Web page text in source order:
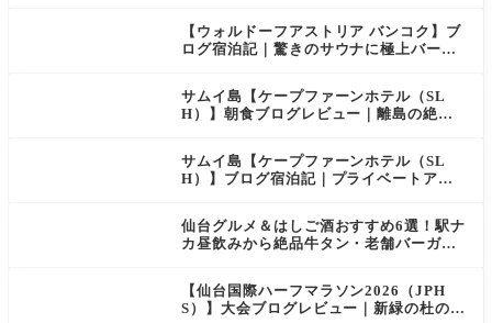
【ウォルドーフアストリア バンコク】ブ
ログ宿泊記｜驚きのサウナに極上バー＆
サムイ島【ケープファーンホテル（SL
H）】朝食ブログレビュー｜離島の絶景×
サムイ島【ケープファーンホテル（SL
H）】ブログ宿泊記｜プライベートアイ
仙台グルメ＆はしご酒おすすめ6選！駅ナ
カ昼飲みから絶品牛タン・老舗バーガー
【仙台国際ハーフマラソン2026（JPH
S）】大会ブログレビュー｜新緑の杜の都